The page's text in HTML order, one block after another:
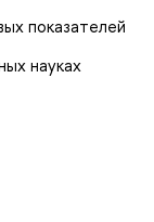
показателей
науках